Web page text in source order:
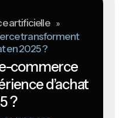
artificielle »
transforment
en 2025 ?
commerce
d’achat
?